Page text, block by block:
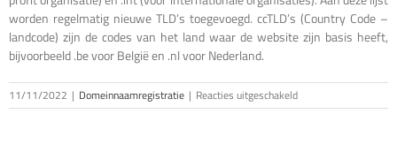
worden regelmatig nieuwe TLD’s toegevoegd. ccTLD’s (Country Code –
landcode) zijn de codes van het land waar de website zijn basis heeft,
bijvoorbeeld .be voor België en .nl voor Nederland.
11/11/2022 | Domeinnaamregistratie | Reacties uitgeschakeldvoor
Wat